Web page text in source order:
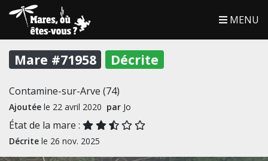
MENU
Mare #71958 Décrite
Contamine-sur-Arve (74)
Ajoutée le 22 avril 2020 par Jo
État de la mare :
Décrite le 26 nov. 2025